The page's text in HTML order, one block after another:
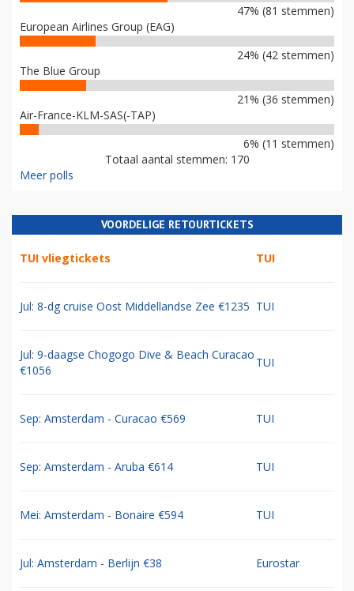
47% (81 stemmen)
European Airlines Group (EAG)
24% (42 stemmen)
The Blue Group
21% (36 stemmen)
Air-France-KLM-SAS(-TAP)
6% (11 stemmen)
Totaal aantal stemmen: 170
Meer polls
VOORDELIGE RETOURTICKETS
TUI vliegtickets TUI
Jul: 8-dg cruise Oost Middellandse Zee €1235 TUI
Jul: 9-daagse Chogogo Dive & Beach Curacao
€1056
TUI
Sep: Amsterdam - Curacao €569 TUI
Sep: Amsterdam - Aruba €614 TUI
Mei: Amsterdam - Bonaire €594 TUI
Jul: Amsterdam - Berlijn €38 Eurostar